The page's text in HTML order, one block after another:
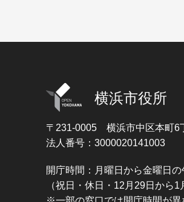
横浜市役所
〒231-0005 横浜市中区本町6
法人番号：3000020141003
開庁時間：月曜日から金曜日
（祝日・休日・12月29日から1